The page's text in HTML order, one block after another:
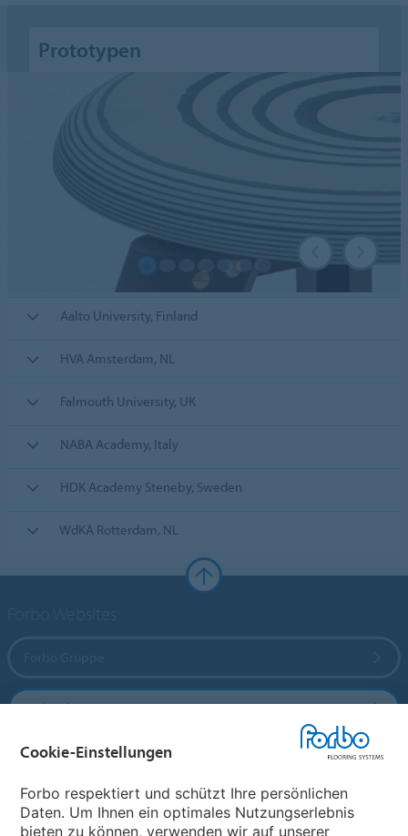
Prototypen
Aalto University, Finland
HVA Amsterdam, NL
Falmouth University, UK
NABA Academy, Italy
HDK Academy Steneby, Sweden
WdKA Rotterdam, NL
Forbo Flooring Systems
Forbo Movement Systems
Cookie-Einstellungen
Forbo respektiert und schützt Ihre persönlichen
Daten. Um Ihnen ein optimales Nutzungserlebnis
bieten zu können, verwenden wir auf unserer